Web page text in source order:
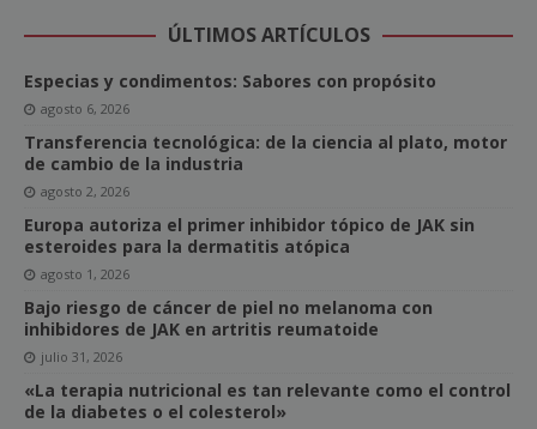
ÚLTIMOS ARTÍCULOS
Especias y condimentos: Sabores con propósito
agosto 6, 2026
Transferencia tecnológica: de la ciencia al plato, motor
de cambio de la industria
agosto 2, 2026
Europa autoriza el primer inhibidor tópico de JAK sin
esteroides para la dermatitis atópica
agosto 1, 2026
Bajo riesgo de cáncer de piel no melanoma con
inhibidores de JAK en artritis reumatoide
julio 31, 2026
«La terapia nutricional es tan relevante como el control
de la diabetes o el colesterol»